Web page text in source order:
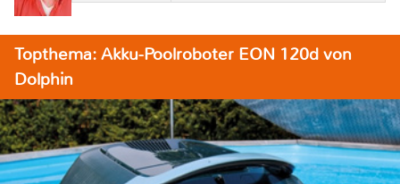
Topthema: Akku-Poolroboter EON 120d von
Dolphin